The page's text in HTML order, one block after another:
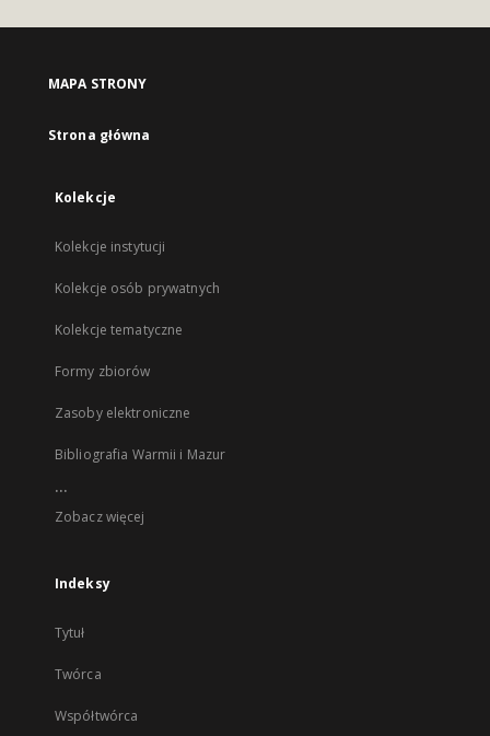
MAPA STRONY
Strona główna
Kolekcje
Kolekcje instytucji
Kolekcje osób prywatnych
Kolekcje tematyczne
Formy zbiorów
Zasoby elektroniczne
Bibliografia Warmii i Mazur
...
Zobacz więcej
Indeksy
Tytuł
Twórca
Współtwórca